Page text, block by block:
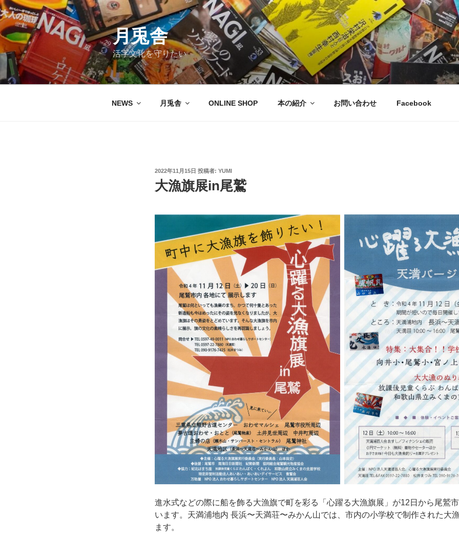
コ
ン
テ
ン
ツ
へ
ス
月兎舎
活字文化を守りたい
NEWS 月兎舎 ONLINE SHOP 本の紹介 お問い合わせ Facebook
投
日:
2022年11月15日 投稿者: YUMI
大漁旗展in尾鷲
進水式などの際に船を飾る大漁旗で町を彩る「心躍る大漁旗展」が12日から尾鷲
います。天満浦地内 長浜〜天満荘〜みかん山では、市内の小学校で制作された大
ます。